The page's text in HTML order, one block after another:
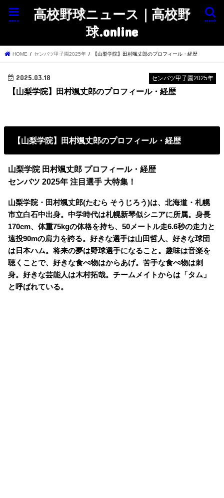
高校野球ニュース｜高校野
球.online
search
menu
HOME センバツ甲子園2025年 【山梨学院】田村颯丈郎のプロフィール・経歴
センバツ甲子園2025年
2025.03.18
【山梨学院】田村颯丈郎のプロフィール・経歴
【山梨学院】田村颯丈郎のプロフィール・経歴
山梨学院 田村颯丈郎 プロフィール・経歴
センバツ 2025年 注目選手 大特集！
山梨学院・田村颯丈郎(たむら そうじろう)は、北海道・札幌
市立白石中出身。中学時代は札幌新琴似シニアに所属。身長
170cm、体重75kgの体格を持ち、50メートル走6.6秒の走力と
遠投90mの肩力を誇る。好きな選手は山田哲人、好きな球団
は日本ハム。将来の夢は野球選手になること。趣味は音楽を
聴くことで、好きな食べ物はからあげ。苦手な食べ物は刺
身。好きな芸能人は木村拓哉。チームメイトからは「タム」
と呼ばれている。